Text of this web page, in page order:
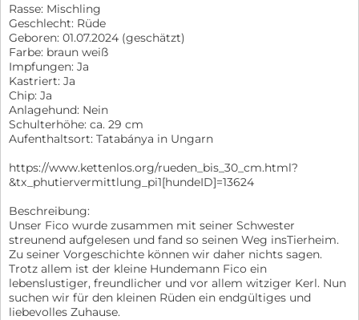
Rasse: Mischling
Geschlecht: Rüde
Geboren: 01.07.2024 (geschätzt)
Farbe: braun weiß
Impfungen: Ja
Kastriert: Ja
Chip: Ja
Anlagehund: Nein
Schulterhöhe: ca. 29 cm
Aufenthaltsort: Tatabánya in Ungarn
https://www.kettenlos.org/rueden_bis_30_cm.html?
&tx_phutiervermittlung_pi1[hundeID]=13624
Beschreibung:
Unser Fico wurde zusammen mit seiner Schwester
streunend aufgelesen und fand so seinen Weg insTierheim.
Zu seiner Vorgeschichte können wir daher nichts sagen.
Trotz allem ist der kleine Hundemann Fico ein
lebenslustiger, freundlicher und vor allem witziger Kerl. Nun
suchen wir für den kleinen Rüden ein endgültiges und
liebevolles Zuhause.